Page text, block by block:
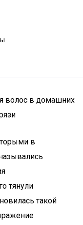
волос в домашних
в
тянули
такой